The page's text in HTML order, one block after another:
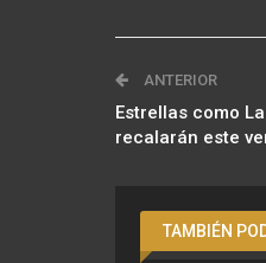
ANTERIOR
Estrellas como
recalarán este
TAMBIÉN